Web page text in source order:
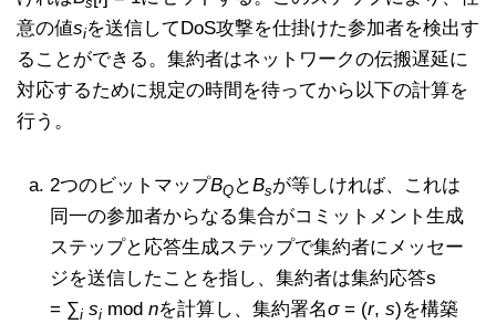
意の値siを送信してDoS攻撃を仕掛けた参加者を検出す
ることができる。集約者はネットワークの伝搬遅延に
対応するために規定の時間を待ってから以下の計算を
行う。
2つのビットマップBQ とBsが等しければ、これは
同一の参加者からなる集合がコミットメント生成
ステップと応答生成ステップで集約者にメッセー
ジを送信したことを指し、集約者は集約応答s
= ∑i si mod nを計算し、集約署名σ= (r, s)を構築